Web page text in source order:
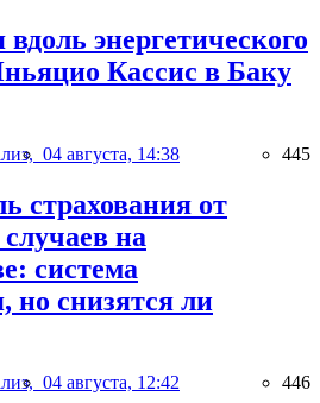
энергетического
Кассис в Баку
04 августа, 14:38 445
страхования от
на
система
но снизятся ли
04 августа, 12:42 446